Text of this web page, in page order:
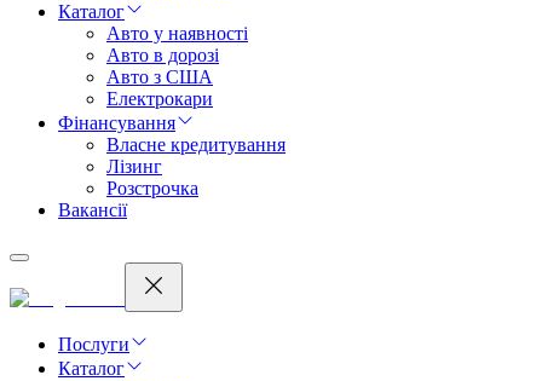
Каталог
Авто у наявності
Авто в дорозі
Авто з США
Електрокари
Фінансування
Власне кредитування
Лізинг
Розстрочка
Вакансії
Послуги
Каталог